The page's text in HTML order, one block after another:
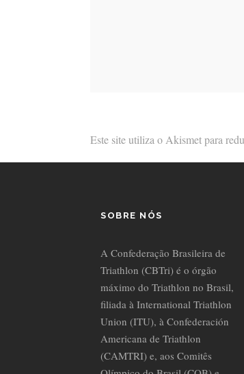
Este site utiliza o Akismet para
SOBRE NÓS
A Confederação Brasileira de
Triathlon (CBTri) é o órgão
máximo do Triathlon no Brasil,
filiada à International Triathlon
Union (ITU), à Confederación
Americana de Triathlon
(CAMTRI) e, aos Comitês